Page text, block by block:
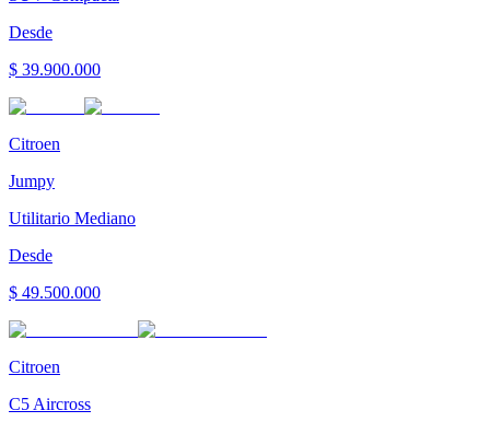
Desde
$ 39.900.000
Citroen
Jumpy
Utilitario Mediano
Desde
$ 49.500.000
Citroen
C5 Aircross